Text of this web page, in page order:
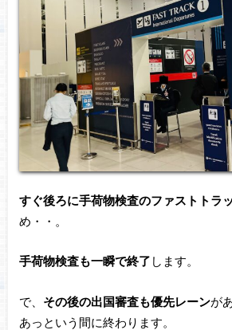
すぐ後ろに手荷物検査のファストトラ
め・・。
手荷物検査も一瞬で終了 します。
で、 その後の出国審査も優先レーンが
あっという間に終わります。